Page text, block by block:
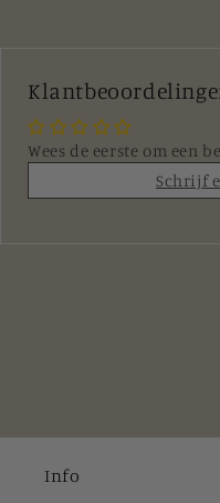
Wees de eerste om een
Schrijf
Info